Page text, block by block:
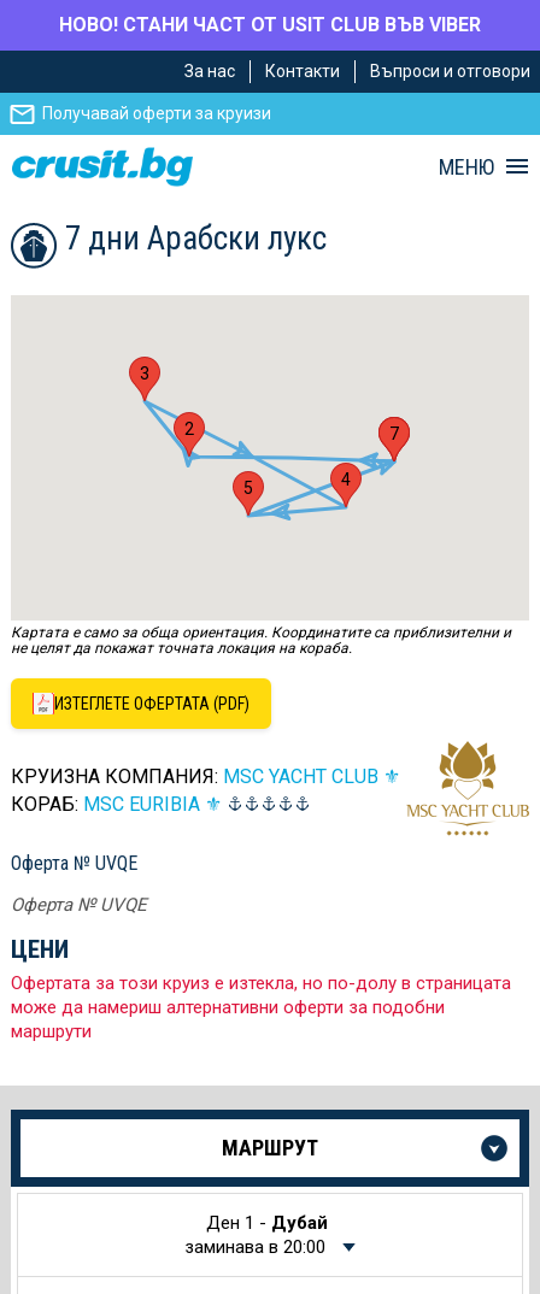
НОВО! СТАНИ ЧАСТ ОТ USIT CLUB ВЪВ VIBER
главното
съдържание
Навигацията
За нас Контакти Въпроси и отговори
Получавай оферти за круизи
МЕНЮ
7 дни Арабски лукс
1
2
3
4
5
6
7
Картата е само за обща ориентация. Координатите са приблизителни и
не целят да покажат точната локация на кораба.
ИЗТЕГЛЕТЕ ОФЕРТАТА (PDF)
КРУИЗНА КОМПАНИЯ: MSC YACHT CLUB ⚜
КОРАБ: MSC EURIBIA ⚜
Оферта № UVQE
Оферта № UVQE
ЦЕНИ
Офертата за този круиз е изтекла, но по-долу в страницата
може да намериш алтернативни оферти за подобни
маршрути
Още
за
МАРШРУТ
Ден 1 - Дубай
заминава в 20:00